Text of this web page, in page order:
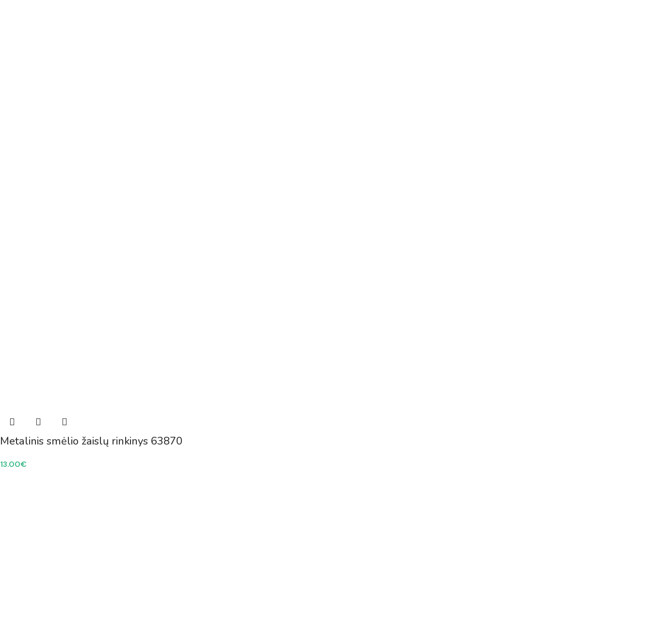
Metalinis smėlio žaislų rinkinys 63870
13.00€